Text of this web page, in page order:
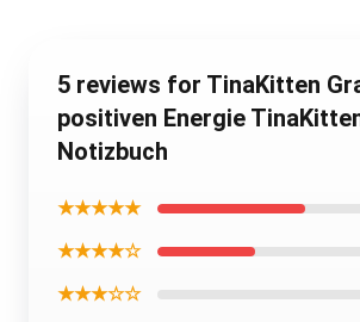
5 reviews for TinaKitten
positiven Energie
Notizbuch
★★★★★
★★★★☆
★★★☆☆